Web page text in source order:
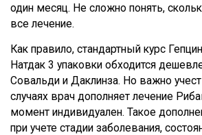
один месяц. Не сложно понять,
все лечение.
Как правило, стандартный курс
Натдак 3 упаковки обходится
Совальди и Даклинза. Но важно
случаях врач дополняет лечение
момент индивидуален. Такое
при учете стадии заболевания,